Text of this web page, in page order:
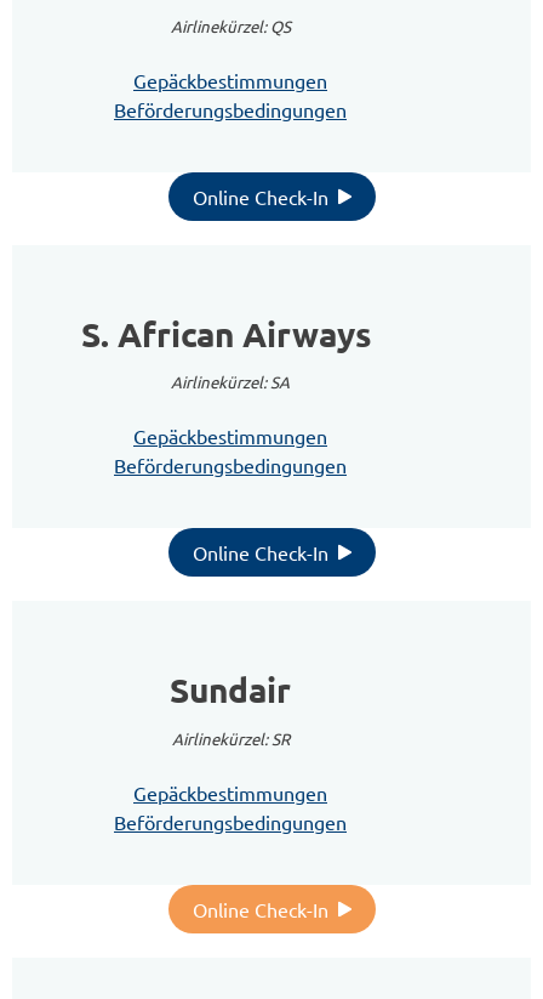
Airlinekürzel: QS
Gepäckbestimmungen
Beförderungsbedingungen
Online Check-In
S. African Airways
Airlinekürzel: SA
Gepäckbestimmungen
Beförderungsbedingungen
Online Check-In
Sundair
Airlinekürzel: SR
Gepäckbestimmungen
Beförderungsbedingungen
Online Check-In